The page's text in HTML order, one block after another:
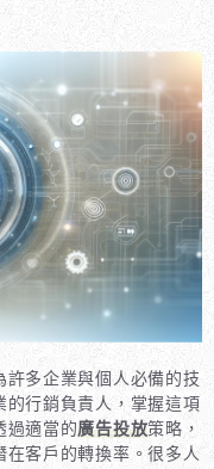
許多企業與個人必備的技
的行銷負責人，掌握這項
過適當的廣告投放策略，
在客戶的轉換率。很多人